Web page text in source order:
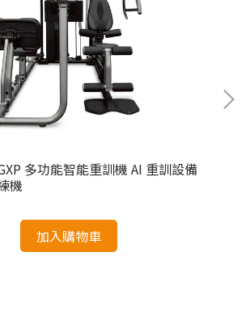
多功能智能重訓機 AI 重訓設備
機
加入購物車